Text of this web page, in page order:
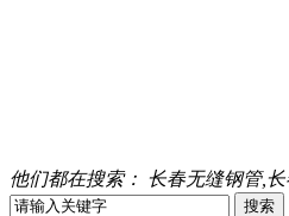
他们都在搜索： 长春无缝钢管,